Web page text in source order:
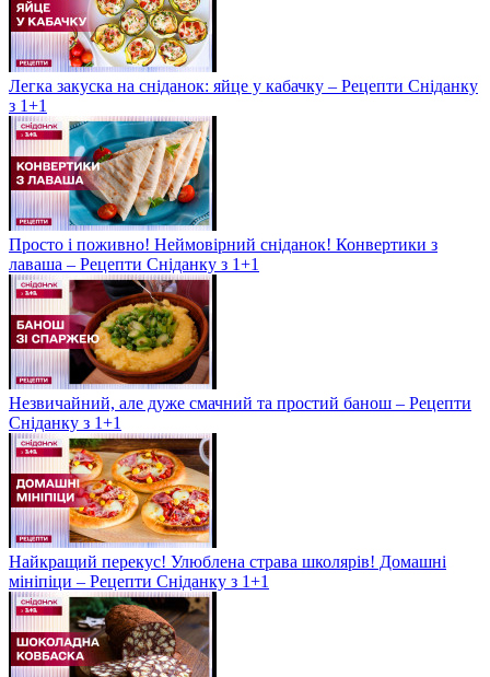
Легка закуска на сніданок: яйце у кабачку – Рецепти Сніданку
з 1+1
Просто і поживно! Неймовірний сніданок! Конвертики з
лаваша – Рецепти Сніданку з 1+1
Незвичайний, але дуже смачний та простий банош – Рецепти
Сніданку з 1+1
Найкращий перекус! Улюблена страва школярів! Домашні
мініпіци – Рецепти Сніданку з 1+1